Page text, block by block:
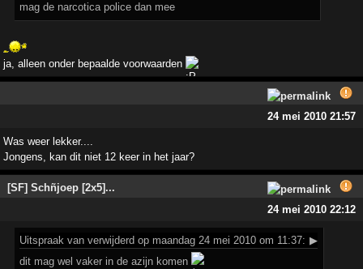
mag de narcotica police dan mee
ja, alleen onder bepaalde voorwaarden
24 mei 2010 21:57
Was weer lekker....
Jongens, kan dit niet 12 keer in het jaar?
[SF] Schñjoep [2x5]...
24 mei 2010 22:12
Uitspraak van verwijderd op maandag 24 mei 2010 om 11:37: ▶
dit mag wel vaker in de azijn komen